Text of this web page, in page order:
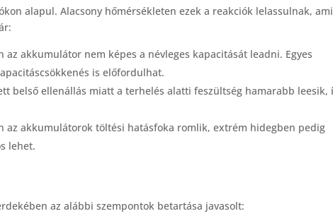
alapul. Alacsony hőmérsékleten ezek a reakciók lelassulnak, ami
az akkumulátor nem képes a névleges kapacitását leadni. Egyes
is előfordulhat.
belső ellenállás miatt a terhelés alatti feszültség hamarabb leesik,
az akkumulátorok töltési hatásfoka romlik, extrém hidegben pedig
lehet.
az alábbi szempontok betartása javasolt: